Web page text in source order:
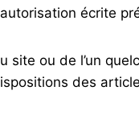
écrite
ou de l’un
des